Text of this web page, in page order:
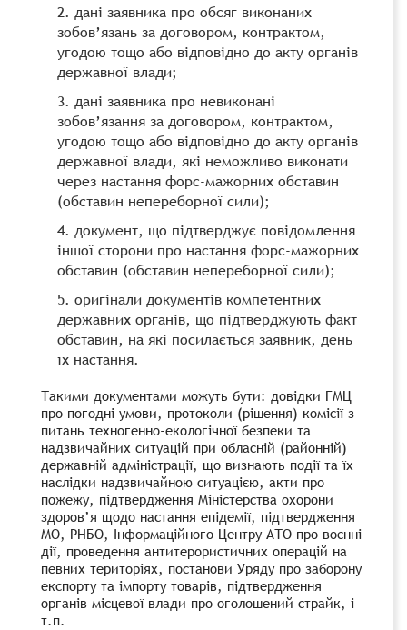
дані заявника про обсяг виконаних
зобов’язань за договором, контрактом,
угодою тощо або відповідно до акту органів
державної влади;
дані заявника про невиконані
зобов’язання за договором, контрактом,
угодою тощо або відповідно до акту органів
державної влади, які неможливо виконати
через настання форс-мажорних обставин
(обставин непереборної сили);
документ, що підтверджує повідомлення
іншої сторони про настання форс-мажорних
обставин (обставин непереборної сили);
оригінали документів компетентних
державних органів, що підтверджують факт
обставин, на які посилається заявник, день
їх настання.
Такими документами можуть бути: довідки ГМЦ
про погодні умови, протоколи (рішення) комісії з
питань техногенно-екологічної безпеки та
надзвичайних ситуацій при обласній (районній)
державній адміністрації, що визнають події та їх
наслідки надзвичайною ситуацією, акти про
пожежу, підтвердження Міністерства охорони
здоров’я щодо настання епідемії, підтвердження
МО, РНБО, Інформаційного Центру АТО про воєнні
дії, проведення антитерористичних операцій на
певних територіях, постанови Уряду про заборону
експорту та імпорту товарів, підтвердження
органів місцевої влади про оголошений страйк, і
т.п.